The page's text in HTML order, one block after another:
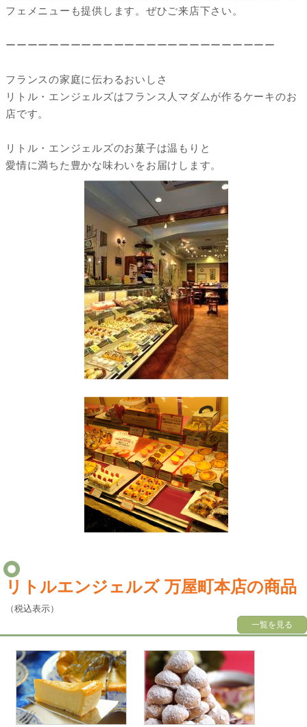
フェメニューも提供します。ぜひご来店下さい。
ーーーーーーーーーーーーーーーーーーーーーーーーー
フランスの家庭に伝わるおいしさ
リトル・エンジェルズはフランス人マダムが作るケーキのお
店です。
リトル・エンジェルズのお菓子は温もりと
愛情に満ちた豊かな味わいをお届けします。
リトルエンジェルズ 万屋町本店の商品
（税込表示）
一覧を見る